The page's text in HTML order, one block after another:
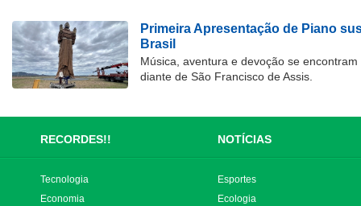
Primeira Apresentação de Piano
Brasil
Música, aventura e devoção se
diante de São Francisco de Assis.
RECORDES!! NOTÍCIAS
Tecnologia
Economia
Esportes
Ecologia